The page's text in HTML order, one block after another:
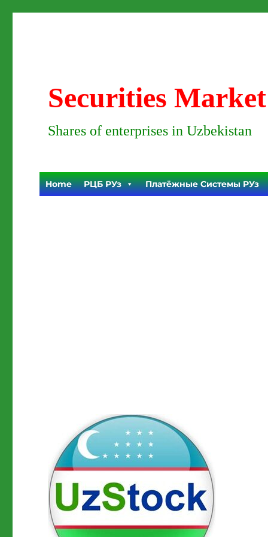
Securities
Shares of enterprises in Uzbekistan
Home РЦБ РУз Платёжные Системы РУз